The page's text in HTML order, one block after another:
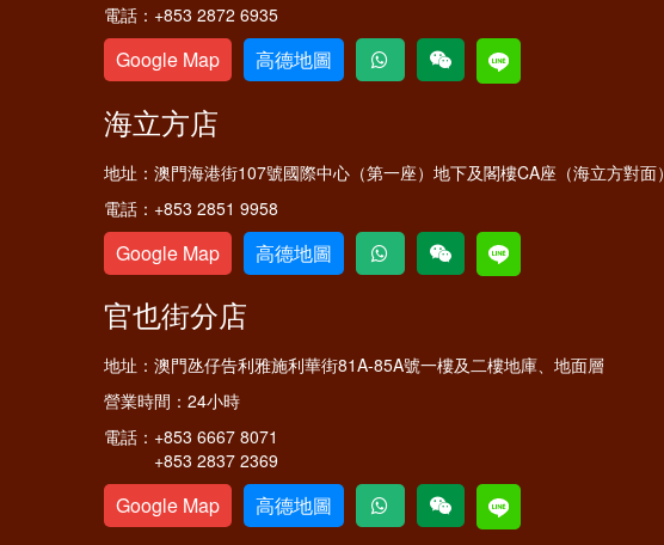
電話： +853 2872 6935
Google Map 高德地圖
海立方店
地址： 澳門海港街107號國際中心（第一座）地下及閣樓CA座（海立方對面）
電話： +853 2851 9958
Google Map 高德地圖
官也街分店
地址： 澳門氹仔告利雅施利華街81A-85A號一樓及二樓地庫、地面層
營業時間： 24小時
電話： +853 6667 8071
+853 2837 2369
Google Map 高德地圖